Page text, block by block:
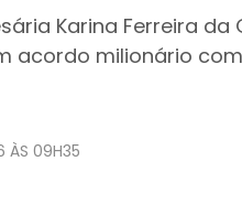
Karina Ferreira da
acordo milionário
ÀS 09H35